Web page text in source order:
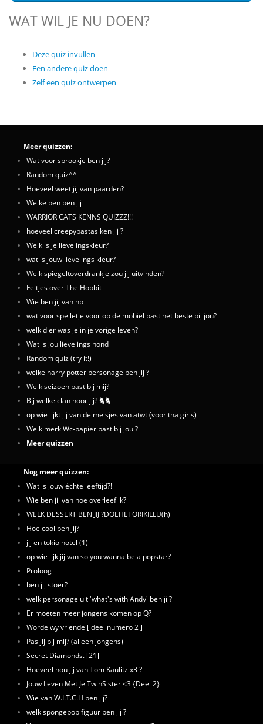
WAT WIL JE NU DOEN?
Deze quiz invullen
Een andere quiz doen
Zelf een quiz ontwerpen
Meer quizzen:
Wat voor sprookje ben jij?
Random quiz^^
Hoeveel weet jij van paarden?
Welke pen ben jij
WARRIOR CATS KENNS QUIZZZ!!!
hoeveel creepypastas ken jij ?
Welk is je lievelingskleur?
wat is jouw lievelings kleur?
Welk spiegeltoverdrankje zou jij uitvinden?
Feitjes over The Hobbit
Wie ben jij van hp
wat voor spelletje voor op de mobiel past het beste bij jou?
welk dier was je in je vorige leven?
Wat is jou lievelings hond
Random quiz (try it!)
welke harry potter personage ben jij ?
Welk seizoen past bij mij?
Bij welke clan hoor jij? 🐈🐈
op wie lijkt jij van de meisjes van atwt (voor tha girls)
Welk merk Wc-papier past bij jou ?
Meer quizzen
Nog meer quizzen:
Wat is jouw échte leeftijd?!
Wie ben jij van hoe overleef ik?
WELK DESSERT BEN JIJ ?DOEHETORIKILLU(h)
Hoe cool ben jij?
jij en tokio hotel (1)
op wie lijk jij van so you wanna be a popstar?
Proloog
ben jij stoer?
welk personage uit 'what's with Andy' ben jij?
Er moeten meer jongens komen op Q?
Worde wy vriende [ deel numero 2 ]
Pas jij bij mij? (alleen jongens)
Secret Diamonds. [21]
Hoeveel hou jij van Tom Kaulitz x3 ?
Jouw Leven Met Je TwinSister <3 {Deel 2}
Wie van W.I.T.C.H ben jij?
welk spongebob figuur ben jij ?